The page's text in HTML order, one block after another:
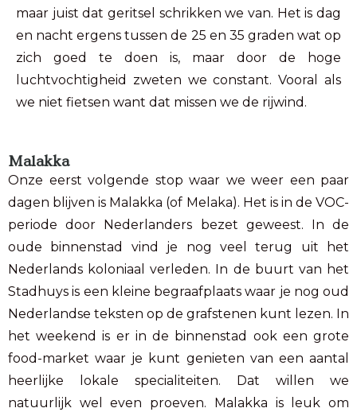
maar juist dat geritsel schrikken we van. Het is dag
en nacht ergens tussen de 25 en 35 graden wat op
zich goed te doen is, maar door de hoge
luchtvochtigheid zweten we constant. Vooral als
we niet fietsen want dat missen we de rijwind.
Malakka
Onze eerst volgende stop waar we weer een paar
dagen blijven is Malakka (of Melaka). Het is in de VOC-
periode door Nederlanders bezet geweest. In de
oude binnenstad vind je nog veel terug uit het
Nederlands koloniaal verleden. In de buurt van het
Stadhuys is een kleine begraafplaats waar je nog oud
Nederlandse teksten op de grafstenen kunt lezen. In
het weekend is er in de binnenstad ook een grote
food-market waar je kunt genieten van een aantal
heerlijke lokale specialiteiten. Dat willen we
natuurlijk wel even proeven. Malakka is leuk om